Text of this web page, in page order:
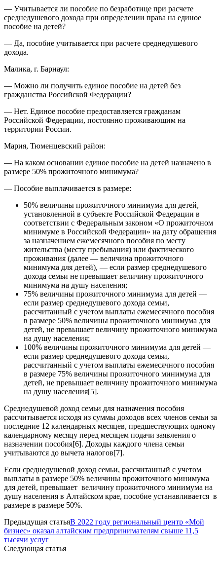
— Учитывается ли пособие по безработице при расчете
среднедушевого дохода при определении права на единое
пособие на детей?
— Да, пособие учитывается при расчете среднедушевого
дохода.
Малика, г. Барнаул:
— Можно ли получить единое пособие на детей без
гражданства Российской Федерации?
— Нет. Единое пособие предоставляется гражданам
Российской Федерации, постоянно проживающим на
территории России.
Мария, Тюменцевский район:
— На каком основании единое пособие на детей назначено в
размере 50% прожиточного минимума?
— Пособие выплачивается в размере:
50% величины прожиточного минимума для детей,
установленной в субъекте Российской Федерации в
соответствии с Федеральным законом «О прожиточном
минимуме в Российской Федерации» на дату обращения
за назначением ежемесячного пособия по месту
жительства (месту пребывания) или фактического
проживания (далее — величина прожиточного
минимума для детей), — если размер среднедушевого
дохода семьи не превышает величину прожиточного
минимума на душу населения;
75% величины прожиточного минимума для детей —
если размер среднедушевого дохода семьи,
рассчитанный с учетом выплаты ежемесячного пособия
в размере 50% величины прожиточного минимума для
детей, не превышает величину прожиточного минимума
на душу населения;
100% величины прожиточного минимума для детей —
если размер среднедушевого дохода семьи,
рассчитанный с учетом выплаты ежемесячного пособия
в размере 75% величины прожиточного минимума для
детей, не превышает величину прожиточного минимума
на душу населения[5].
Среднедушевой доход семьи для назначения пособия
рассчитывается исходя из суммы доходов всех членов семьи за
последние 12 календарных месяцев, предшествующих одному
календарному месяцу перед месяцем подачи заявления о
назначении пособия[6]. Доходы каждого члена семьи
учитываются до вычета налогов[7].
Если среднедушевой доход семьи, рассчитанный с учетом
выплаты в размере 50% величины прожиточного минимума
для детей, превышает величину прожиточного минимума на
душу населения в Алтайском крае, пособие устанавливается в
размере в размере 50%.
Предыдущая статьяВ 2022 году региональный центр «Мой
бизнес» оказал алтайским предпринимателям свыше 11,5
тысячи услуг
Следующая статья